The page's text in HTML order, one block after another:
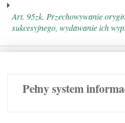
Art. 95zk. Przechowywanie
sukcesyjnego, wydawanie ich
Pełny system